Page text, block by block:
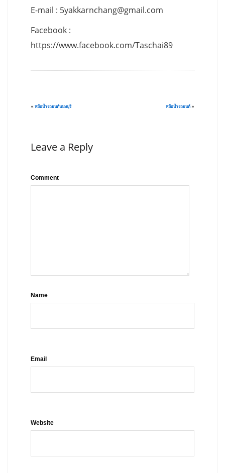
E-mail : 5yakkarnchang@gmail.com
Facebook :
https://www.facebook.com/Taschai89
« หม้อน้ำรถยนต์นนทบุรี หม้อน้ำรถยนต์ »
Leave a Reply
Comment
Name
Email
Website